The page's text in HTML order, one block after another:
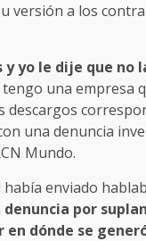
versión a los
yo le dije que no
una empresa
una denuncia
Mundo.
enviado
denuncia por
dónde se